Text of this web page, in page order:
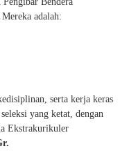
adalah:
serta kerja keras
yang ketat, dengan
Ekstrakurikuler